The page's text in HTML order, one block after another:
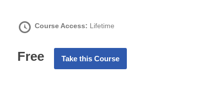
Course Access: Lifetime
Free Take this Course